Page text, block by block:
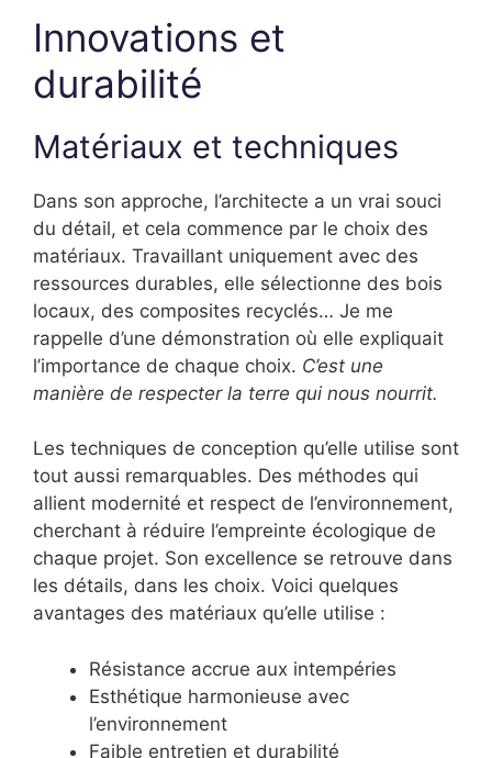
Innovations et
durabilité
Matériaux et techniques
Dans son approche, l’architecte a un vrai souci
du détail, et cela commence par le choix des
matériaux. Travaillant uniquement avec des
ressources durables, elle sélectionne des bois
locaux, des composites recyclés… Je me
rappelle d’une démonstration où elle expliquait
l’importance de chaque choix. C’est une
manière de respecter la terre qui nous nourrit.
Les techniques de conception qu’elle utilise sont
tout aussi remarquables. Des méthodes qui
allient modernité et respect de l’environnement,
cherchant à réduire l’empreinte écologique de
chaque projet. Son excellence se retrouve dans
les détails, dans les choix. Voici quelques
avantages des matériaux qu’elle utilise :
Résistance accrue aux intempéries
Esthétique harmonieuse avec
l’environnement
Faible entretien et durabilité